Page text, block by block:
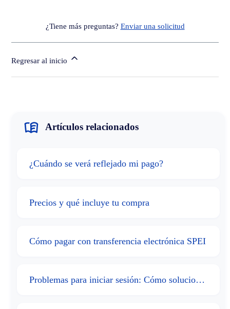
¿Tiene más preguntas? Enviar una solicitud
Regresar al inicio
Artículos relacionados
¿Cuándo se verá reflejado mi pago?
Precios y qué incluye tu compra
Cómo pagar con transferencia electrónica SPEI
Problemas para iniciar sesión: Cómo solucionarlos